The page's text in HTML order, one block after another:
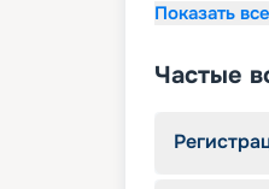
Показать
Частые